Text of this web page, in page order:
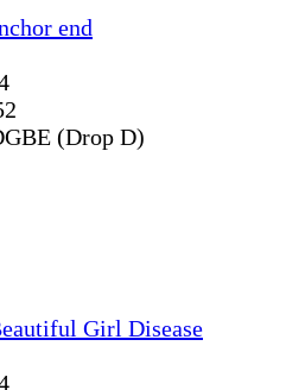
end
(Drop D)
Girl Disease